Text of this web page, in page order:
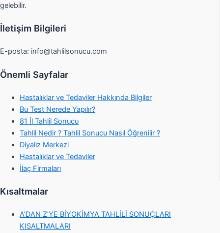
gelebilir.
İletişim Bilgileri
E-posta: info@tahlilsonucu.com
Önemli Sayfalar
Hastalıklar ve Tedaviler Hakkında Bilgiler
Bu Test Nerede Yapılır?
81 İl Tahlil Sonucu
Tahlil Nedir ? Tahlil Sonucu Nasıl Öğrenilir ?
Diyaliz Merkezi
Hastalıklar ve Tedaviler
İlaç Firmaları
Kısaltmalar
A’DAN Z’YE BİYOKİMYA TAHLİLİ SONUÇLARI
KISALTMALARI